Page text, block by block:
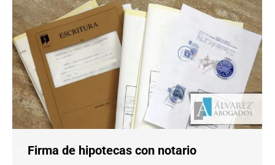
Firma de hipotecas con notario